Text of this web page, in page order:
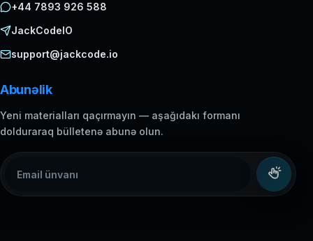
+44 7893 926 588
JackCodeIO
support@jackcode.io
Abunəlik
Yeni materialları qaçırmayın — aşağıdakı formanı
dolduraraq bülletenə abunə olun.